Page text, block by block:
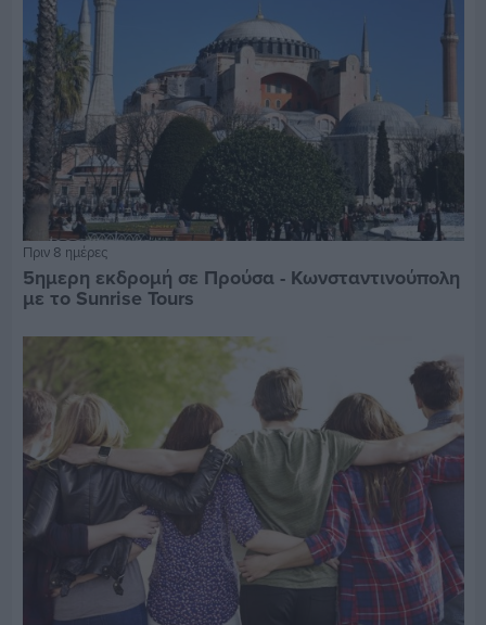
Πριν 8 ημέρες
5ημερη εκδρομή σε Προύσα - Κωνσταντινούπολη
με το Sunrise Tours